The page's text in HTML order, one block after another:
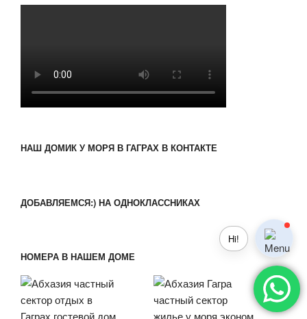
НАШ ДОМИК У МОРЯ В ГАГРАХ В КОНТАКТЕ
ДОБАВЛЯЕМСЯ:) НА ОДНОКЛАССНИКАХ
НОМЕРА В НАШЕМ ДОМЕ
Hi!